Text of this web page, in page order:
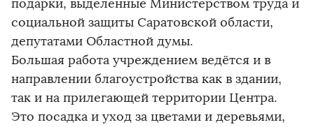
подарки, выделенные Министерством труда и
социальной защиты Саратовской области,
депутатами Областной думы.
Большая работа учреждением ведётся и в
направлении благоустройства как в здании,
так и на прилегающей территории Центра.
Это посадка и уход за цветами и деревьями,